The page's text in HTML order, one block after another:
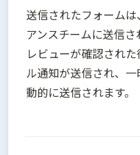
送信されたフォーム
アンスチームに送信さ
レビューが確認され
ル通知が送信され、
動的に送信されます。